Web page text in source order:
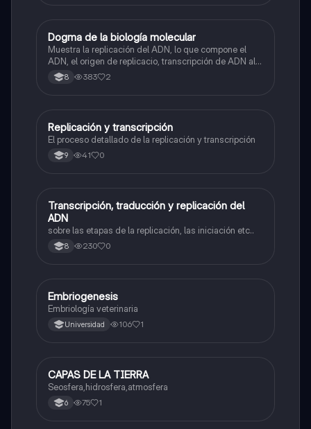
Biologia
Dogma de la biología molecular
Muestra la replicación del ADN, lo que compone el
ADN, el origen de replicacio, transcripción de ADN al
ARN y traducción de ARN a proteína.
8 383 2
Biologia
Replicación y transcripción
El proceso detallado de la replicación y transcripción
9 41 0
Biologia
Transcripción, traducción y replicación del
ADN
sobre las etapas de la replicación, las iniciación etc..
8 230 0
Biologia
Embriogenesis
Embriología veterinaria
Universidad 106 1
Biologia
CAPAS DE LA TIERRA
Seosfera,hidrosfera,atmosfera
6 75 1